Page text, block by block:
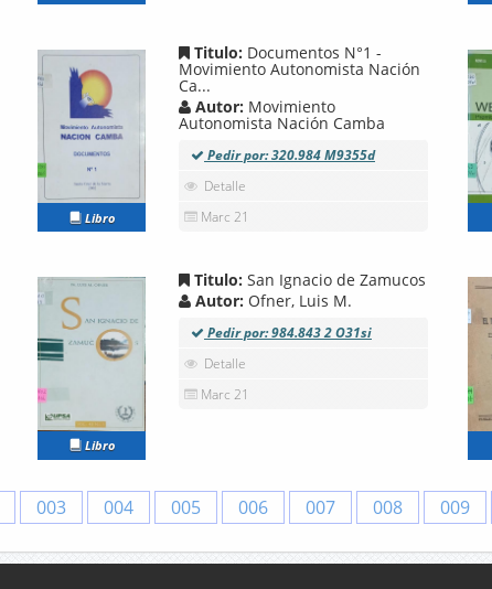
Libro
Titulo: Documentos N°1 -
Movimiento Autonomista Nación
Ca...
Autor: Movimiento
Autonomista Nación Camba
Pedir por: 320.984 M9355d
Detalle
Marc 21
Libro
Titulo: San Ignacio de Zamucos
Autor: Ofner, Luis M.
Pedir por: 984.843 2 O31si
Detalle
Marc 21
003 004 005 006 007 008 009